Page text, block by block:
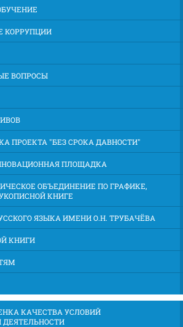
КОРРУПЦИИ
ВОПРОСЫ
ПРОЕКТА "БЕЗ СРОКА ДАВНОСТИ"
ПЛОЩАДКА
ОБЪЕДИНЕНИЕ ПО ГРАФИКЕ,
КНИГЕ
ЯЗЫКА ИМЕНИ О.Н. ТРУБАЧЁВА
КНИГИ
КАЧЕСТВА УСЛОВИЙ
ДЕЯТЕЛЬНОСТИ